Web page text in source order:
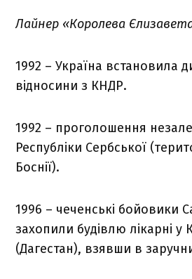
Лайнер «Королева
1992 – Україна встановила
відносини з КНДР.
1992 – проголошення
Республіки Сербської
Боснії).
1996 – чеченські бойовики
захопили будівлю лікарні у
(Дагестан), взявши в